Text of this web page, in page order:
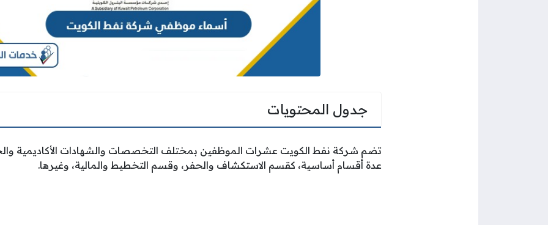
جدول المحتويات
تضم شركة نفط الكويت عشرات الموظفين بمختلف التخصصات والشهادات الأكاديمية
عدة أقسام أساسية، كقسم الاستكشاف والحفر، وقسم التخطيط والمالية، وغيرها.